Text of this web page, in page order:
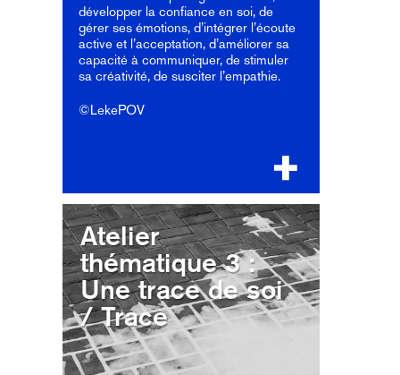
développer la confiance en soi, de
gérer ses émotions, d’intégrer l’écoute
active et l’acceptation, d’améliorer sa
capacité à communiquer, de stimuler
sa créativité, de susciter l’empathie.
©LekePOV
Atelier
thématique 3 :
Une trace de soi
/ Trace